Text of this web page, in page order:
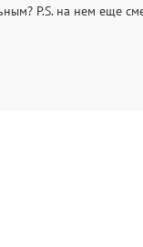
P.S. на нем еще